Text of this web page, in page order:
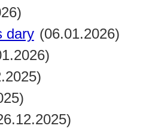
dary (06.01.2026)